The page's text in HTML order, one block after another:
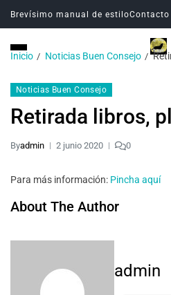
Brevísimo manual de estiloContacto
Inicio Noticias Buen Consejo
Noticias Buen Consejo
Retirada libros,
Byadmin 2 junio 2020 0
Para más información: Pincha aquí
About The Author
admin